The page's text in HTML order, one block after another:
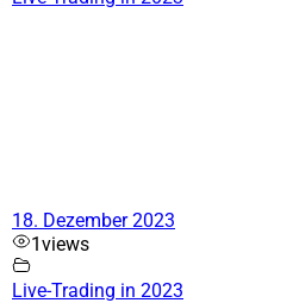
18. Dezember 2023
1views
Live-Trading in 2023